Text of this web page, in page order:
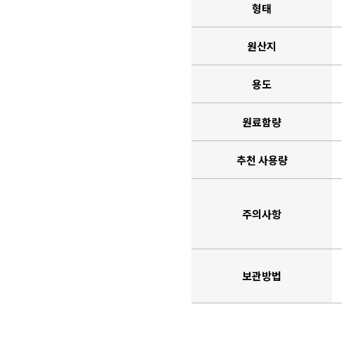
형태
원산지
용도
원료함량
추천 사용량
주의사항
보관방법